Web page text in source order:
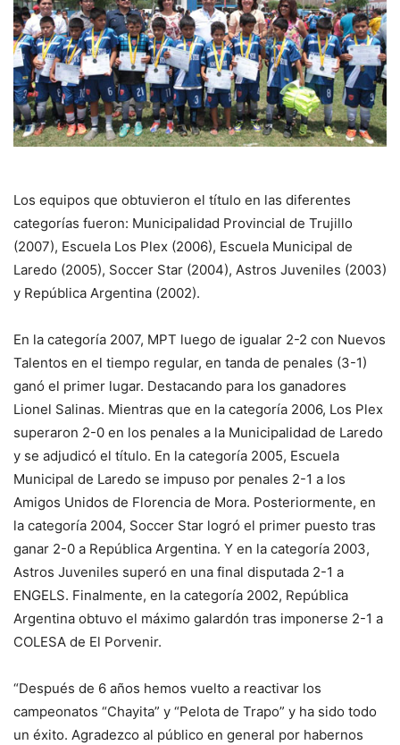
Los equipos que obtuvieron el título en las diferentes
categorías fueron: Municipalidad Provincial de Trujillo
(2007), Escuela Los Plex (2006), Escuela Municipal de
Laredo (2005), Soccer Star (2004), Astros Juveniles (2003)
y República Argentina (2002).
En la categoría 2007, MPT luego de igualar 2-2 con Nuevos
Talentos en el tiempo regular, en tanda de penales (3-1)
ganó el primer lugar. Destacando para los ganadores
Lionel Salinas. Mientras que en la categoría 2006, Los Plex
superaron 2-0 en los penales a la Municipalidad de Laredo
y se adjudicó el título. En la categoría 2005, Escuela
Municipal de Laredo se impuso por penales 2-1 a los
Amigos Unidos de Florencia de Mora. Posteriormente, en
la categoría 2004, Soccer Star logró el primer puesto tras
ganar 2-0 a República Argentina. Y en la categoría 2003,
Astros Juveniles superó en una final disputada 2-1 a
ENGELS. Finalmente, en la categoría 2002, República
Argentina obtuvo el máximo galardón tras imponerse 2-1 a
COLESA de El Porvenir.
“Después de 6 años hemos vuelto a reactivar los
campeonatos “Chayita” y “Pelota de Trapo” y ha sido todo
un éxito. Agradezco al público en general por habernos